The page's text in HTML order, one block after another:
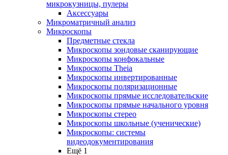
микрокузницы, пулеры
Аксессуары
Микроматричный анализ
Микроскопы
Предметные стекла
Микроскопы зондовые сканирующие
Микроскопы конфокальные
Микроскопы Theia
Микроскопы инвертированные
Микроскопы поляризационные
Микроскопы прямые исследовательские
Микроскопы прямые начального уровня
Микроскопы стерео
Микроскопы школьные (ученические)
Микроскопы: системы
видеодокументирования
Ещё 1